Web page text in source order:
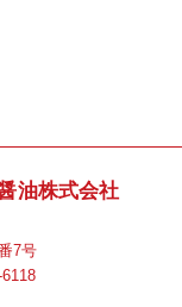
油株式会社
7号